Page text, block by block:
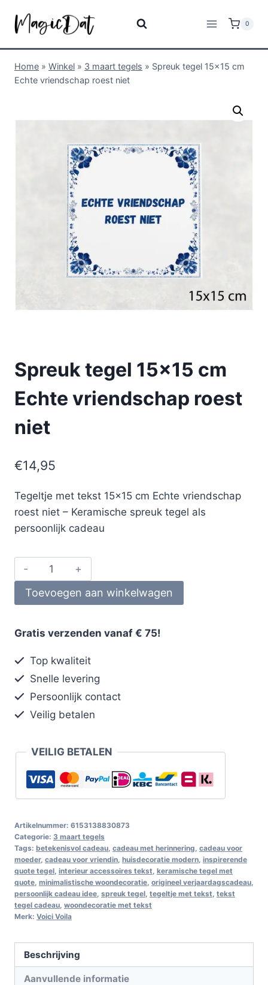
0
Home » Winkel » 3 maart tegels » Spreuk tegel 15×15 cm
Echte vriendschap roest niet
Spreuk tegel 15×15 cm
Echte vriendschap roest
niet
€14,95
Tegeltje met tekst 15×15 cm Echte vriendschap
roest niet – Keramische spreuk tegel als
persoonlijk cadeau
Toevoegen aan winkelwagen
Gratis verzenden vanaf € 75!
Top kwaliteit
Snelle levering
Persoonlijk contact
Veilig betalen
VEILIG BETALEN
Artikelnummer: 6153138830873
Categorie: 3 maart tegels
Tags: betekenisvol cadeau cadeau met herinnering cadeau voor
moeder, cadeau voor vriendin huisdecoratie modern inspirerende
quote tegel interieur accessoires tekst keramische tegel met
quote minimalistische woondecoratie origineel verjaardagscadeau
persoonlijk cadeau idee spreuk tegel tegeltje met tekst tekst
tegel cadeau woondecoratie met tekst
Merk: Voici Voila
Beschrijving
Aanvullende informatie